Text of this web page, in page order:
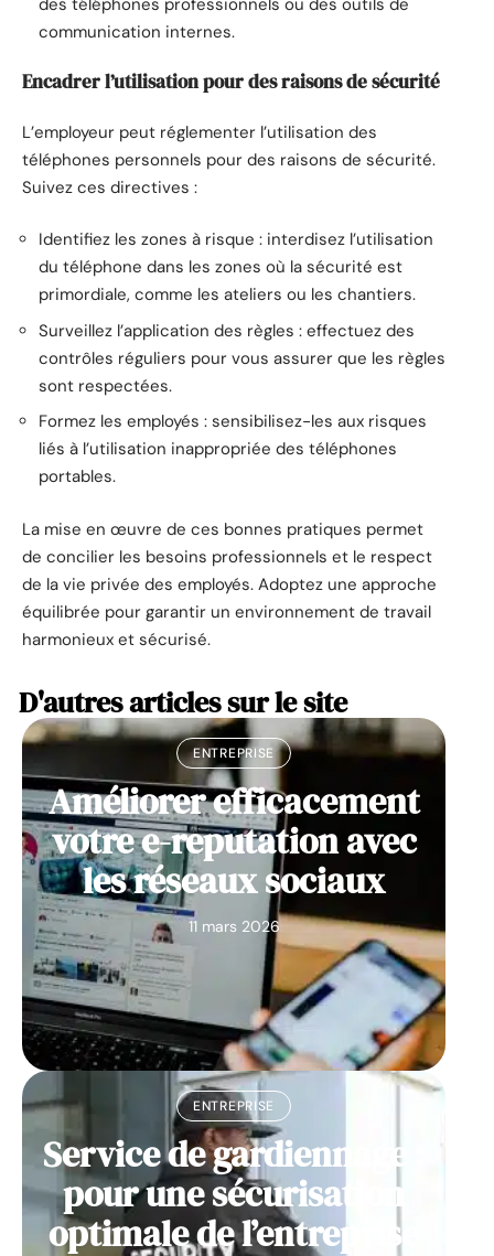
communication internes.
Encadrer l’utilisation pour des raisons de sécurité
L’employeur peut réglementer l’utilisation des
téléphones personnels pour des raisons de sécurité.
Suivez ces directives :
Identifiez les zones à risque : interdisez l’utilisation
du téléphone dans les zones où la sécurité est
primordiale, comme les ateliers ou les chantiers.
Surveillez l’application des règles : effectuez des
contrôles réguliers pour vous assurer que les règles
sont respectées.
Formez les employés : sensibilisez-les aux risques
liés à l’utilisation inappropriée des téléphones
portables.
La mise en œuvre de ces bonnes pratiques permet
de concilier les besoins professionnels et le respect
de la vie privée des employés. Adoptez une approche
équilibrée pour garantir un environnement de travail
harmonieux et sécurisé.
D'autres articles sur le site
ENTREPRISE
Améliorer efficacement
votre e-reputation avec
les réseaux sociaux
11 mars 2026
ENTREPRISE
Service de gardiennage :
pour une sécurisation
optimale de l’entreprise